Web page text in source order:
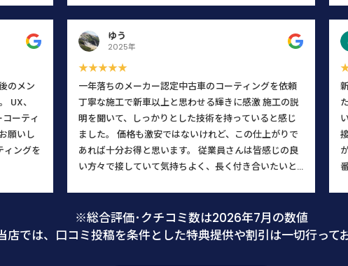
何にこ
本当に
えとて
真摯に
か、こ
頂いた
かりと
句な
くださ
でした
のメン
UX、
ーティ
願いし
ィングを
ゆう
2025年
★★★★★
一年落ちのメーカー認定中古車のコーティングを依頼
丁寧な施工で新車以上と思わせる輝きに感激 施工の説
明を聞いて、しっかりとした技術を持っていると感じ
ました。 価格も激安ではないけれど、この仕上がりで
あれば十分お得と思います。 従業員さんは皆感じの良
い方々で接していて気持ちよく、長く付き合いたいと
※総合評価･クチコミ数は2026年7月の数値
店では、口コミ投稿を条件とした特典提供や割引は一切行って